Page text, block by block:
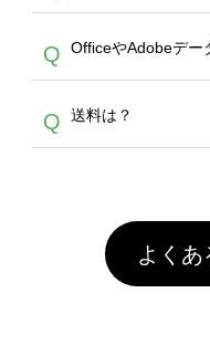
ます。 【
イントと
ント＝1円
トは発送完
からご利用
年間です
文回数によ
頂いても、
クにカウ
A
意点（前処
ワイト、ト
といって、
を塗布して
害な性質で
お手数で
していた
通常注文・
Q OfficeやAdobeデー
A
ません。い
像
Q 送料は？
引」など
場合は送
い。
よく